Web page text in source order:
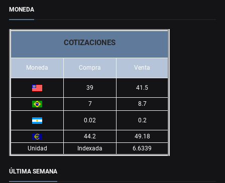
MONEDA
COTIZACIONES
Moneda Compra Venta
39 41.5
7 8.7
0.02 0.2
44.2
49.18
Unidad
Indexada 6.6339
ÚLTIMA SEMANA